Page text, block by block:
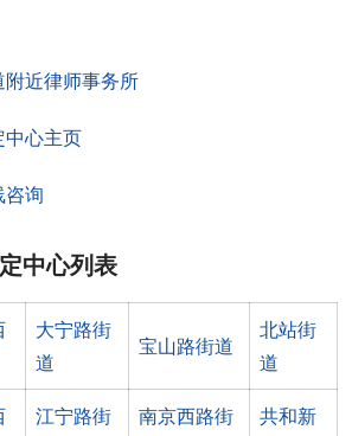
近律师事务所
中心主页
咨询
中心列表
大宁路街
道
宝山路街道
北站街
道
江宁路街
南京西路街
共和新